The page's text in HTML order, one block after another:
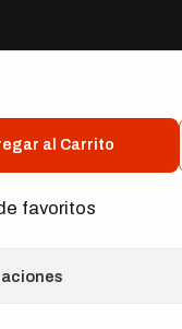
al Carrito
favoritos